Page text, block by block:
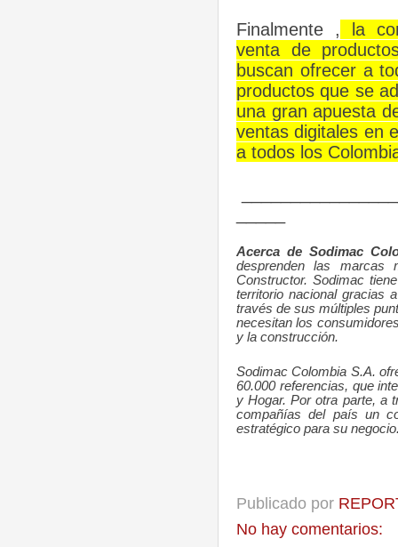
Finalmente , la
venta de
buscan ofrecer a
productos que se
una gran apuesta
ventas digitales en
a todos los
Acerca de Sodimac
desprenden las marcas
Constructor. Sodimac
territorio nacional gracias
través de sus múltiples
necesitan los
y la construcción.
Sodimac Colombia S.A.
60.000 referencias, que
y Hogar. Por otra parte, a
compañías del país un
estratégico para su
Publicado por
No hay comentarios: